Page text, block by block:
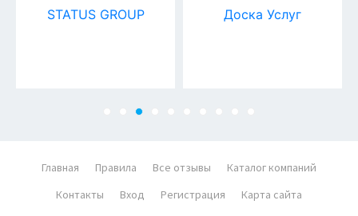
STATUS GROUP Доска Услуг
Главная Правила Все отзывы
Каталог компаний
Контакты
Вход Регистрация
Карта сайта